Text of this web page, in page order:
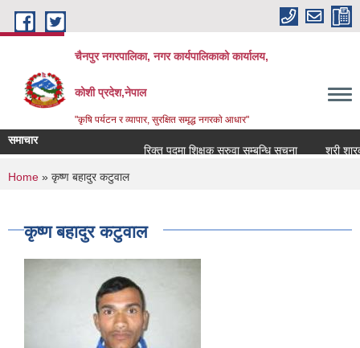
Skip to main content
चैनपुर नगरपालिका, नगर कार्यपालिकाको कार्यालय,
कोशी प्रदेश,नेपाल
"कृषि पर्यटन र व्यापार, सुरक्षित समृद्ध नगरकाे आधार"
समाचार
रिक्त पदमा शिक्षक सरुवा सम्बन्धि सूचना
श्री
You are here
Home » कृष्ण बहादुर कटुवाल
कृष्ण बहादुर कटुवाल